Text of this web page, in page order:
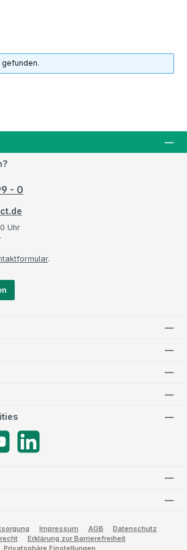
gefunden.
- 0
Uhr
.
LinkedIn
Impressum AGB
Datenschutz
Erklärung zur Barrierefreiheit
Privatsphäre Einstellungen